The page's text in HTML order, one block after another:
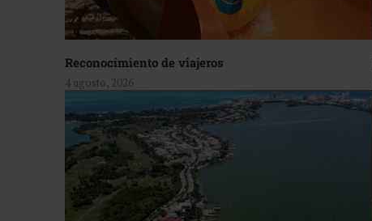
Reconocimiento de viajeros
4 agosto, 2026